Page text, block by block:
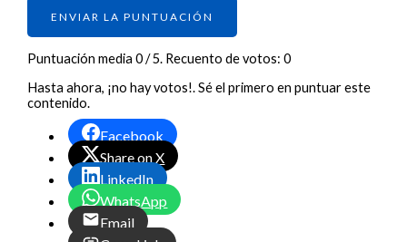
ENVIAR LA PUNTUACIÓN
Puntuación media0/ 5. Recuento de votos:0
Hasta ahora, ¡no hay votos!. Sé el primero en puntuar este
contenido.
Facebook
Share on X
LinkedIn
WhatsApp
Email